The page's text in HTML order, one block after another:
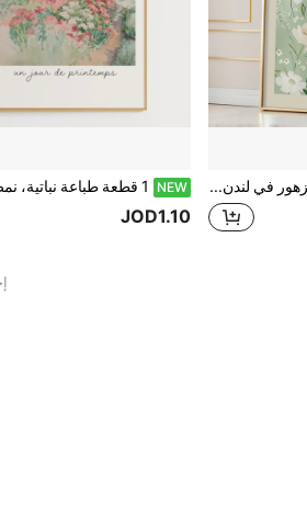
لوحة طباعة سوق الزهور في لندن، ملصق سوق الزهور، ديكور جداري للزهور البرية، لوحة ديكورية للغرفة المعيشة أو غرفة النوم، فن زهري حديث (إطار اختياري) NEW
JOD1.10